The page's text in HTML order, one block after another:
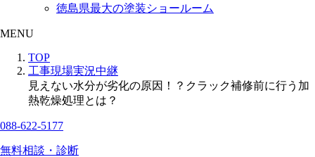
徳島県最大の塗装ショールーム
MENU
TOP
工事現場実況中継
見えない水分が劣化の原因！？クラック補修前に行う加
熱乾燥処理とは？
088-622-5177
無料相談・診断